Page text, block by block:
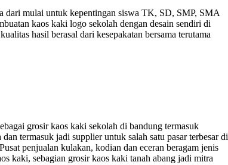
dari mulai untuk kepentingan siswa TK, SD, SMP, SMA
kaos kaki logo sekolah dengan desain sendiri di
hasil berasal dari kesepakatan bersama terutama
grosir kaos kaki sekolah di bandung termasuk
termasuk jadi supplier untuk salah satu pasar terbesar di
penjualan kulakan, kodian dan eceran beragam jenis
kaki, sebagian grosir kaos kaki tanah abang jadi mitra